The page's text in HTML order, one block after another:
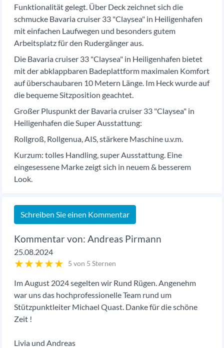
Funktionalität gelegt. Über Deck zeichnet sich die
schmucke Bavaria cruiser 33 "Claysea" in Heiligenhafen
mit einfachen Laufwegen und besonders gutem
Arbeitsplatz für den Rudergänger aus.
Die Bavaria cruiser 33 "Claysea" in Heiligenhafen bietet
mit der abklappbaren Badeplattform maximalen Komfort
auf überschaubaren 10 Metern Länge. Im Heck wurde auf
die bequeme Sitzposition geachtet.
Großer Pluspunkt der Bavaria cruiser 33 "Claysea" in
Heiligenhafen die Super Ausstattung:
Rollgroß, Rollgenua, AIS, stärkere Maschine u.v.m.
Kurzum: tolles Handling, super Ausstattung. Eine
eingesessene Marke zeigt sich in neuem & besserem
Look.
Schreiben Sie einen Kommentar
Andreas Pirmann
25.08.2024
★★★★★ 5 von 5 Sternen
Im August 2024 segelten wir Rund Rügen. Angenehm
war uns das hochprofessionelle Team rund um
Stützpunktleiter Michael Quast. Danke für die schöne
Zeit !
Livia und Andreas